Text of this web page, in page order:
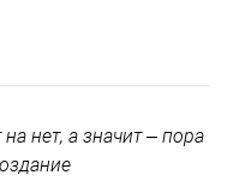
нет, а значит – пора